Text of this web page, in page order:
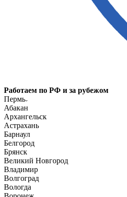
Работаем по РФ и за рубежом
Пермь
Абакан
Архангельск
Астрахань
Барнаул
Белгород
Брянск
Великий Новгород
Владимир
Волгоград
Вологда